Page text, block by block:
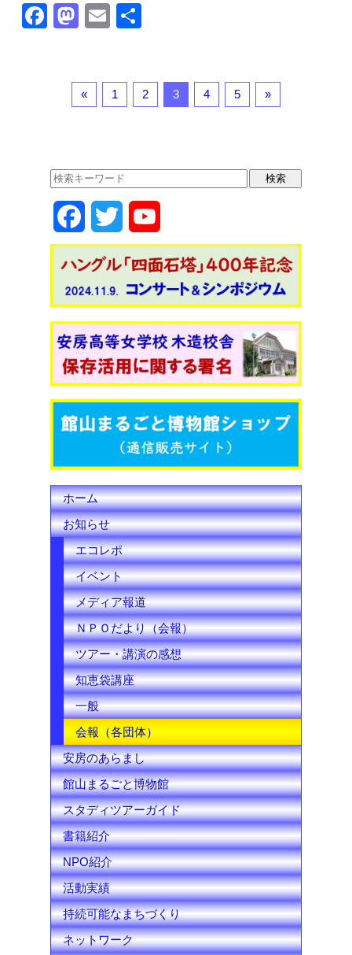
F
o
k
M
o
d
n
E
« 1 2 3 4 5 »
a
e
b
o
o
w
t
t
e
r
o
u
T
u
b
e
C
h
a
n
n
e
l
ホーム
お知らせ
エコレポ
イベント
メディア報道
ＮＰＯだより（会報）
ツアー・講演の感想
知恵袋講座
一般
会報（各団体）
安房のあらまし
館山まるごと博物館
スタディツアーガイド
書籍紹介
NPO紹介
活動実績
持続可能なまちづくり
ネットワーク